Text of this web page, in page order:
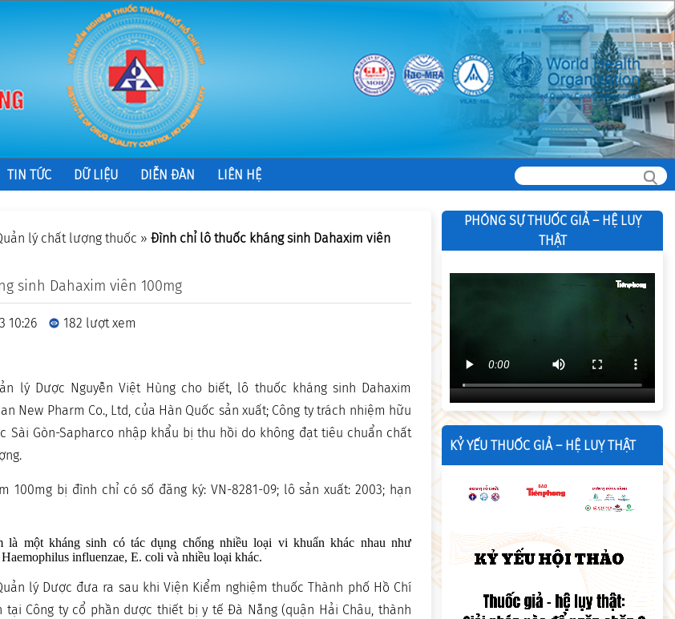
TIN TỨC DỮ LIỆU DIỄN ĐÀN LIÊN HỆ
lý chất lượng thuốc » Đình chỉ lô thuốc kháng sinh Dahaxim viên
sinh Dahaxim viên 100mg
10:26 182 lượt xem
lý Dược Nguyễn Việt Hùng cho biết, lô thuốc kháng sinh Dahaxim
New Pharm Co., Ltd, của Hàn Quốc sản xuất; Công ty trách nhiệm hữu
Sài Gòn-Sapharco nhập khẩu bị thu hồi do không đạt tiêu chuẩn chất
100mg bị đình chỉ có số đăng ký: VN-8281-09; lô sản xuất: 2003; hạn
là một kháng sinh có tác dụng chống nhiều loại vi khuẩn khác nhau như
influenzae, E. coli và nhiều loại khác.
lý Dược đưa ra sau khi Viện Kiểm nghiệm thuốc Thành phố Hồ Chí
Công ty cổ phần dược thiết bị y tế Đà Nẵng (quận Hải Châu, thành
PHÓNG SỰ THUỐC GIẢ – HỆ LUỴ
THẬT
KỶ YẾU THUỐC GIẢ – HỆ LUỴ THẬT